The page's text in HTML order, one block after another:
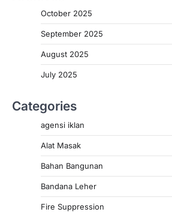
October 2025
September 2025
August 2025
July 2025
Categories
agensi iklan
Alat Masak
Bahan Bangunan
Bandana Leher
Fire Suppression